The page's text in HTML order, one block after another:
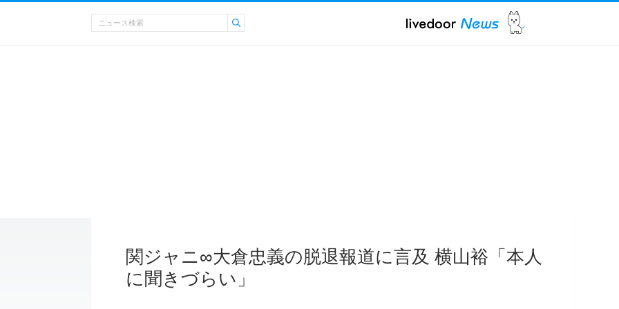
関ジャニ∞大倉忠義の脱退報道に言及 横山裕「本人
に聞きづらい」